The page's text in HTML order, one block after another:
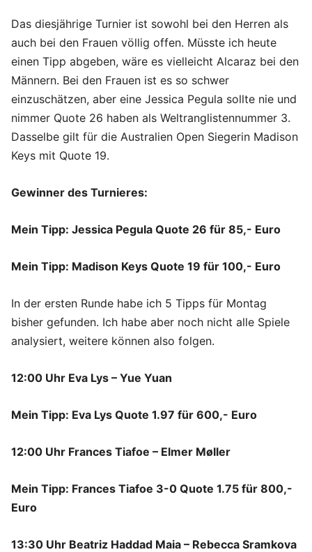
Das diesjährige Turnier ist sowohl bei den Herren als
auch bei den Frauen völlig offen. Müsste ich heute
einen Tipp abgeben, wäre es vielleicht Alcaraz bei den
Männern. Bei den Frauen ist es so schwer
einzuschätzen, aber eine Jessica Pegula sollte nie und
nimmer Quote 26 haben als Weltranglistennummer 3.
Dasselbe gilt für die Australien Open Siegerin Madison
Keys mit Quote 19.
Gewinner des Turnieres:
Mein Tipp: Jessica Pegula Quote 26 für 85,- Euro
Mein Tipp: Madison Keys Quote 19 für 100,- Euro
In der ersten Runde habe ich 5 Tipps für Montag
bisher gefunden. Ich habe aber noch nicht alle Spiele
analysiert, weitere können also folgen.
12:00 Uhr Eva Lys – Yue Yuan
Mein Tipp: Eva Lys Quote 1.97 für 600,- Euro
12:00 Uhr Frances Tiafoe – Elmer Møller
Mein Tipp: Frances Tiafoe 3-0 Quote 1.75 für 800,-
Euro
13:30 Uhr Beatriz Haddad Maia – Rebecca Sramkova